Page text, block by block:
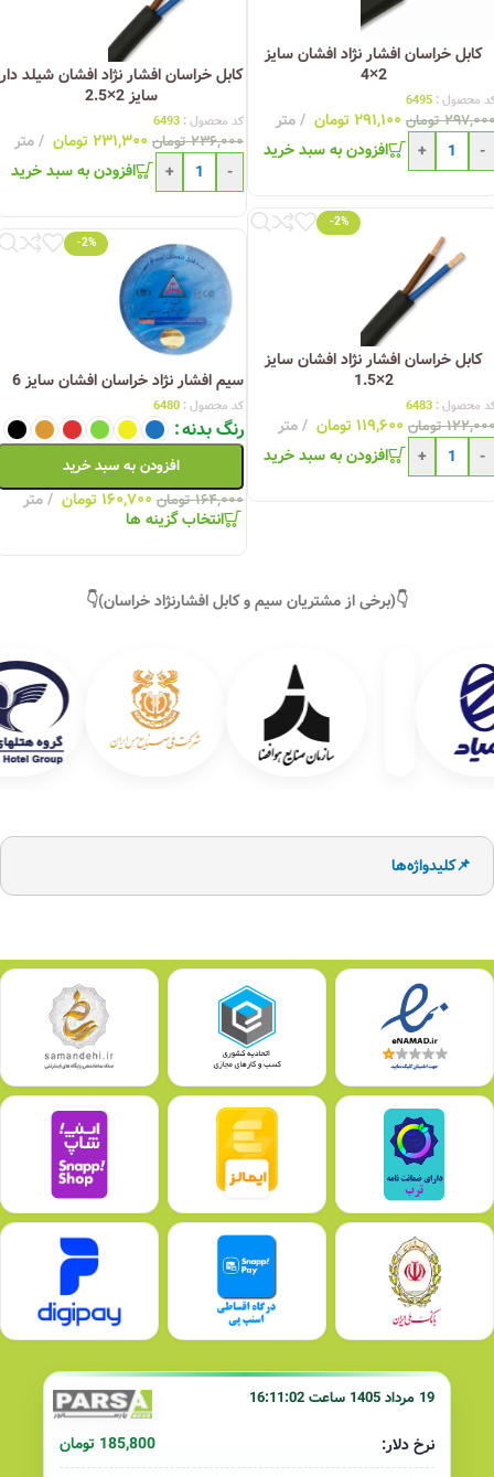
کابل خراسان افشار نژاد افشان سایز
2×4
محصول : 6495
تومان ۲۹۱,۱۰۰ تومان
متر
-
+ افزودن به سبد خرید
کابل خراسان افشار نژاد افشان شیلد دار
سایز 2×2.5
کد محصول : 6493
۲۳۶,۰۰۰ تومان ۲۳۱,۳۰۰ تومان
متر
-
+ افزودن به سبد خرید
-2%
کابل خراسان افشار نژاد افشان سایز
2×1.5
محصول : 6483
تومان ۱۱۹,۶۰۰ تومان
متر
-
+ افزودن به سبد خرید
-2%
سیم افشار نژاد خراسان افشان سایز 6
کد محصول : 6480
رنگ بدنه
افزودن به سبد خرید
۱۶۴,۰۰۰ تومان ۱۶۰,۷۰۰ تومان متر
انتخاب گزینه ها
👇(برخی از مشتریان سیم و کابل افشارنژاد خراسان)👇
📌کلیدواژه‌ها
19 مرداد 1405 ساعت 16:11:02
نرخ دلار:
185,800 تومان